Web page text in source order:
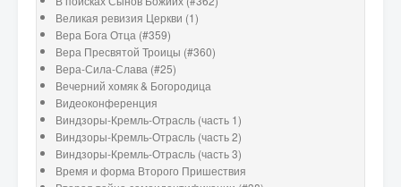
Великая ревизия Церкви (1)
Вера Бога Отца (#359)
Вера Пресвятой Троицы (#360)
Вера-Сила-Слава (#25)
Вечерний хомяк & Богородица
Видеоконференция
Виндзоры-Кремль-Отрасль (часть 1)
Виндзоры-Кремль-Отрасль (часть 2)
Виндзоры-Кремль-Отрасль (часть 3)
Время и форма Второго Пришествия